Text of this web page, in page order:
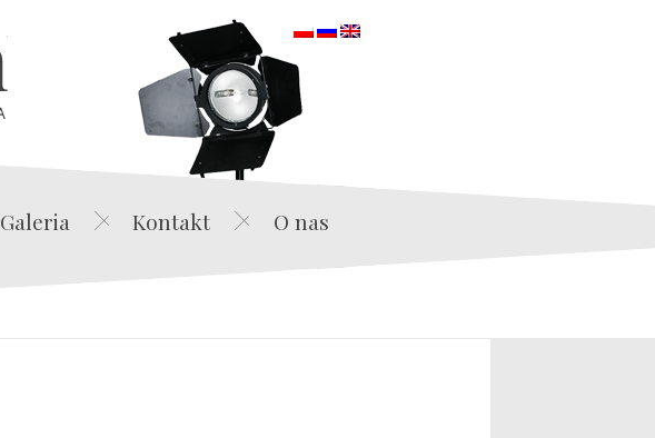
Edwin Film Agencja Aktorska
Galeria Kontakt O nas